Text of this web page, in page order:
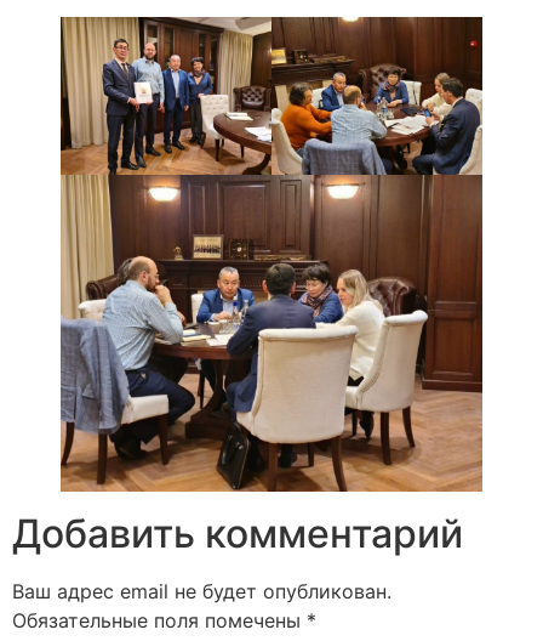
Добавить комментарий
Ваш адрес email не будет опубликован.
Обязательные поля помечены *